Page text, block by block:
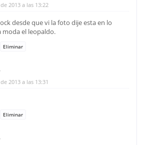
2013 a las 13:22
desde que vi la foto dije esta en lo
moda el leopaldo.
Eliminar
2013 a las 13:31
Eliminar